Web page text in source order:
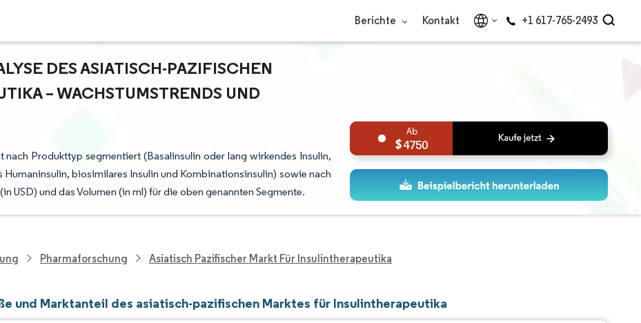
Berichte Kontakt +1 617-765-2493
DES ASIATISCH-PAZIFISCHEN M
– WACHSTUMSTRENDS UND P
Produkttyp segmentiert (Basalinsulin oder lang wirkendes Insulin,
biosimilares Insulin und Kombinationsinsulin) sowie nach
USD) und das Volumen (in ml) für die oben genannten Segmente.
4750
Pharmaforschung Asiatisch Pazifischer Markt Für Insulintherapeutika
und Marktanteil des asiatisch-pazifischen Marktes für Insulintherapeutika